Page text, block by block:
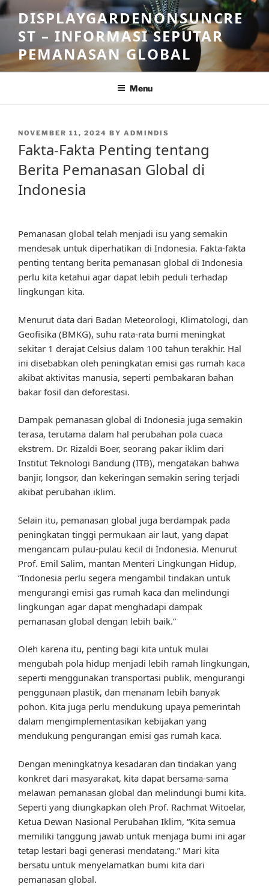
Skip
to
content
DISPLAYGARDENONSUNCRE
ST – INFORMASI SEPUTAR
PEMANASAN GLOBAL
Menu
POSTED
NOVEMBER 11, 2024 BY ADMINDIS
Fakta-Fakta Penting tentang
Berita Pemanasan Global di
Indonesia
Pemanasan global telah menjadi isu yang semakin
mendesak untuk diperhatikan di Indonesia. Fakta-fakta
penting tentang berita pemanasan global di Indonesia
perlu kita ketahui agar dapat lebih peduli terhadap
lingkungan kita.
Menurut data dari Badan Meteorologi, Klimatologi, dan
Geofisika (BMKG), suhu rata-rata bumi meningkat
sekitar 1 derajat Celsius dalam 100 tahun terakhir. Hal
ini disebabkan oleh peningkatan emisi gas rumah kaca
akibat aktivitas manusia, seperti pembakaran bahan
bakar fosil dan deforestasi.
Dampak pemanasan global di Indonesia juga semakin
terasa, terutama dalam hal perubahan pola cuaca
ekstrem. Dr. Rizaldi Boer, seorang pakar iklim dari
Institut Teknologi Bandung (ITB), mengatakan bahwa
banjir, longsor, dan kekeringan semakin sering terjadi
akibat perubahan iklim.
Selain itu, pemanasan global juga berdampak pada
peningkatan tinggi permukaan air laut, yang dapat
mengancam pulau-pulau kecil di Indonesia. Menurut
Prof. Emil Salim, mantan Menteri Lingkungan Hidup,
“Indonesia perlu segera mengambil tindakan untuk
mengurangi emisi gas rumah kaca dan melindungi
lingkungan agar dapat menghadapi dampak
pemanasan global dengan lebih baik.”
Oleh karena itu, penting bagi kita untuk mulai
mengubah pola hidup menjadi lebih ramah lingkungan,
seperti menggunakan transportasi publik, mengurangi
penggunaan plastik, dan menanam lebih banyak
pohon. Kita juga perlu mendukung upaya pemerintah
dalam mengimplementasikan kebijakan yang
mendukung pengurangan emisi gas rumah kaca.
Dengan meningkatnya kesadaran dan tindakan yang
konkret dari masyarakat, kita dapat bersama-sama
melawan pemanasan global dan melindungi bumi kita.
Seperti yang diungkapkan oleh Prof. Rachmat Witoelar,
Ketua Dewan Nasional Perubahan Iklim, “Kita semua
memiliki tanggung jawab untuk menjaga bumi ini agar
tetap lestari bagi generasi mendatang.” Mari kita
bersatu untuk menyelamatkan bumi kita dari
pemanasan global.